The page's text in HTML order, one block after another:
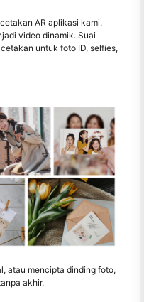
AR aplikasi kami.
video dinamik. Suai
untuk foto ID, selfies,
atau mencipta dinding foto,
akhir.